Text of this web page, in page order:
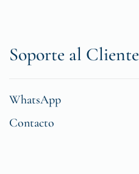
Soporte al Cliente
WhatsApp
Contacto